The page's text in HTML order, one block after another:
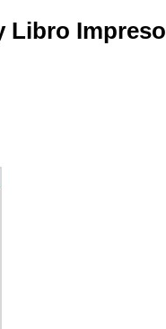
Libro Impreso